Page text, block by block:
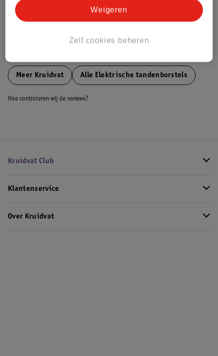
Bestel & Bezorginformatie
Meer Kruidvat Alle Elektrische tandenborstels
Hoe controleren wij de reviews?
Kruidvat Club
Klantenservice
Over Kruidvat
Zelf cookies beheren
Weigeren